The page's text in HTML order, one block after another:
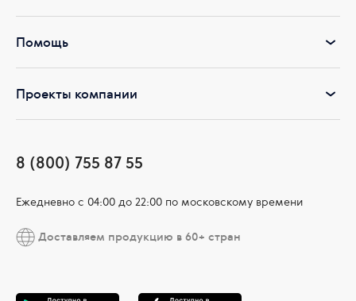
Помощь
Проекты компании
8 (800) 755 87 55
Ежедневно c 04:00 до 22:00 по московскому времени
Доставляем продукцию в 60+ стран